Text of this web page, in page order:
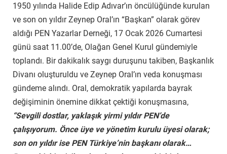
1950 yılında Halide Edip Adıvar’ın öncülüğünde kurulan
ve son on yıldır Zeynep Oral’ın “Başkan” olarak görev
aldığı PEN Yazarlar Derneği, 17 Ocak 2026 Cumartesi
günü saat 11.00’de, Olağan Genel Kurul gündemiyle
toplandı. Bir dakikalık saygı duruşunu takiben, Başkanlık
Divanı oluşturuldu ve Zeynep Oral’ın veda konuşması
gündeme alındı. Oral, demokratik yapılarda bayrak
değişiminin önemine dikkat çektiği konuşmasına,
“Sevgili dostlar, yaklaşık yirmi yıldır PEN’de
çalışıyorum. Önce üye ve yönetim kurulu üyesi olarak;
son on yıldır ise PEN Türkiye’nin başkanı olarak…